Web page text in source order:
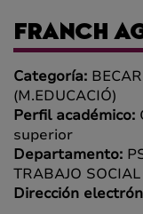
FRANCH
Categoría:
(M.EDUCACIÓ)
Perfil académico:
superior
Departamento:
TRABAJO SOCIAL
Dirección